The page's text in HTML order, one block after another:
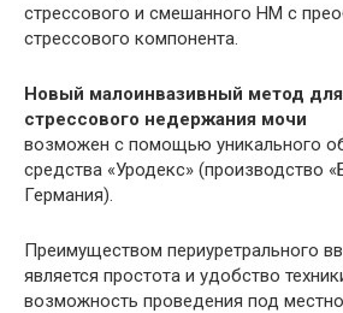
стрессового и смешанного НМ с
стрессового компонента.
Новый малоинвазивный метод
стрессового недержания мочи
возможен с помощью уникального
средства «Уродекс» (производство
Германия).
Преимуществом периуретрального
является простота и удобство
возможность проведения под